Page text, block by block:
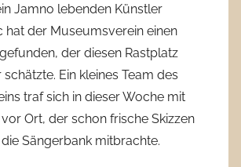
Jamno lebenden Künstler
hat der Museumsverein einen
der diesen Rastplatz
Ein kleines Team des
traf sich in dieser Woche mit
Ort, der schon frische Skizzen
Sängerbank mitbrachte.